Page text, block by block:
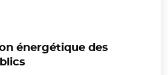
énergétique des